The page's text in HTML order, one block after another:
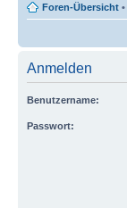
Foren-Übersicht •
Anmelden
Benutzername:
Passwort: